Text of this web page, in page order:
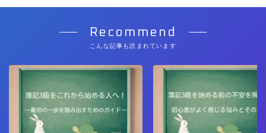
Recommend
こんな記事も読まれています